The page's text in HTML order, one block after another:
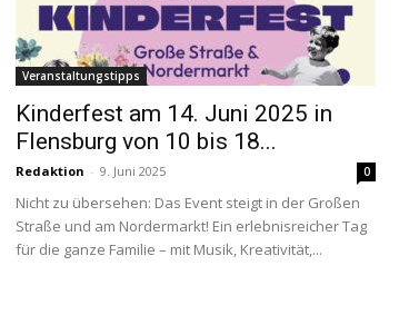
Veranstaltungstipps
Kinderfest am 14. Juni 2025 in
Flensburg von 10 bis 18...
Redaktion - 9. Juni 2025 0
Nicht zu übersehen: Das Event steigt in der Großen
Straße und am Nordermarkt! Ein erlebnisreicher Tag
für die ganze Familie – mit Musik, Kreativität,...